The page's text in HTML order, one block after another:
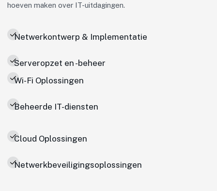
hoeven maken over IT-uitdagingen.
Netwerkontwerp & Implementatie
Serveropzet en -beheer
Wi-Fi Oplossingen
Beheerde IT-diensten
Cloud Oplossingen
Netwerkbeveiligingsoplossingen